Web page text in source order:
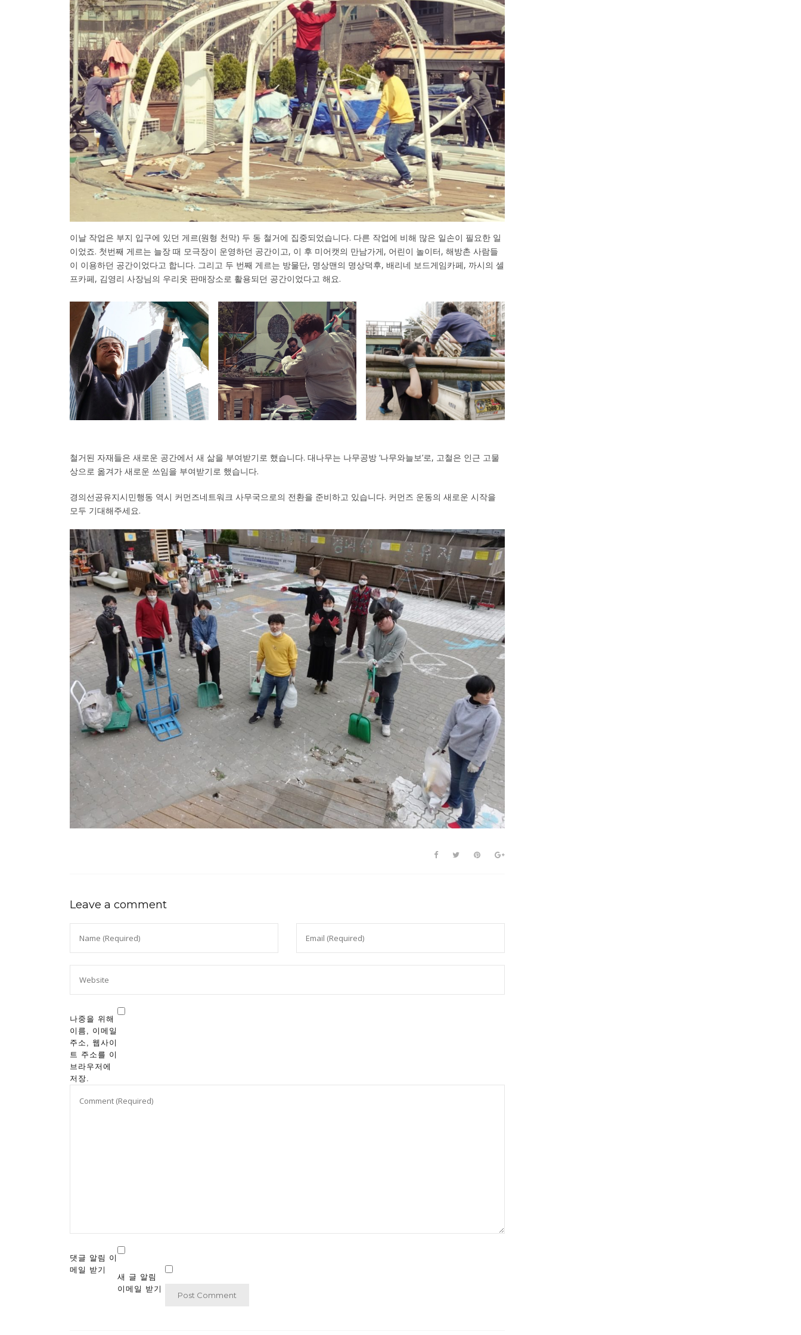
이날 작업은 부지 입구에 있던 게르(원형 천막) 두 동 철거에 집중되었습니다. 다른 작업에 비해 많은 일손이 필요한 일
이었죠. 첫번째 게르는 늘장 때 모극장이 운영하던 공간이고, 이 후 미어캣의 만남가게, 어린이 놀이터, 해방촌 사람들
이 이용하던 공간이었다고 합니다. 그리고 두 번째 게르는 방물단, 명상맨의 명상덕후, 배리네 보드게임카페, 까시의 셀
프카페, 김영리 사장님의 우리옷 판매장소로 활용되던 공간이었다고 해요.
철거된 자재들은 새로운 공간에서 새 삶을 부여받기로 했습니다. 대나무는 나무공방 ‘나무와늘보’로, 고철은 인근 고물
상으로 옮겨가 새로운 쓰임을 부여받기로 했습니다.
경의선공유지시민행동 역시 커먼즈네트워크 사무국으로의 전환을 준비하고 있습니다. 커먼즈 운동의 새로운 시작을
모두 기대해주세요.
Leave a comment
나중을 위해
이름, 이메일
주소, 웹사이
트 주소를 이
브라우저에
저장.
댓글 알림 이
메일 받기
새 글 알림
이메일 받기